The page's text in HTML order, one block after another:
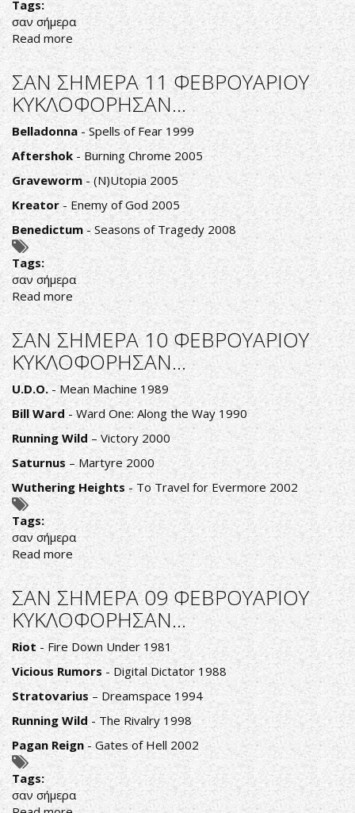
Tags:
σαν σήμερα
Read moreabout
ΣΑΝ
ΣΗΜΕΡΑ
12
ΦΕΒΡΟΥΑΡΙΟΥ
ΚΥΚΛΟΦΟΡΗΣΑΝ...
ΣΑΝ ΣΗΜΕΡΑ 11 ΦΕΒΡΟΥΑΡΙΟΥ
ΚΥΚΛΟΦΟΡΗΣΑΝ...
Belladonna - Spells of Fear 1999
Aftershok - Burning Chrome 2005
Graveworm- (N)Utopia 2005
Kreator- Enemy of God 2005
Benedictum- Seasons of Tragedy 2008
Tags:
σαν σήμερα
Read more about
ΣΑΝ
ΣΗΜΕΡΑ
11
ΦΕΒΡΟΥΑΡΙΟΥ
ΚΥΚΛΟΦΟΡΗΣΑΝ...
ΣΑΝ ΣΗΜΕΡΑ 10 ΦΕΒΡΟΥΑΡΙΟΥ
ΚΥΚΛΟΦΟΡΗΣΑΝ...
U.D.O.- Mean Machine 1989
Bill Ward- Ward One: Along the Way 1990
Running Wild– Victory 2000
Saturnus – Martyre 2000
Wuthering Heights - To Travel for Evermore 2002
Tags:
σαν σήμερα
Read more about
ΣΑΝ
ΣΗΜΕΡΑ
10
ΦΕΒΡΟΥΑΡΙΟΥ
ΚΥΚΛΟΦΟΡΗΣΑΝ...
ΣΑΝ ΣΗΜΕΡΑ 09 ΦΕΒΡΟΥΑΡΙΟΥ
ΚΥΚΛΟΦΟΡΗΣΑΝ...
Riot- Fire Down Under 1981
Vicious Rumors- Digital Dictator 1988
Stratovarius– Dreamspace 1994
Running Wild - The Rivalry 1998
Pagan Reign- Gates of Hell 2002
Tags:
σαν σήμερα